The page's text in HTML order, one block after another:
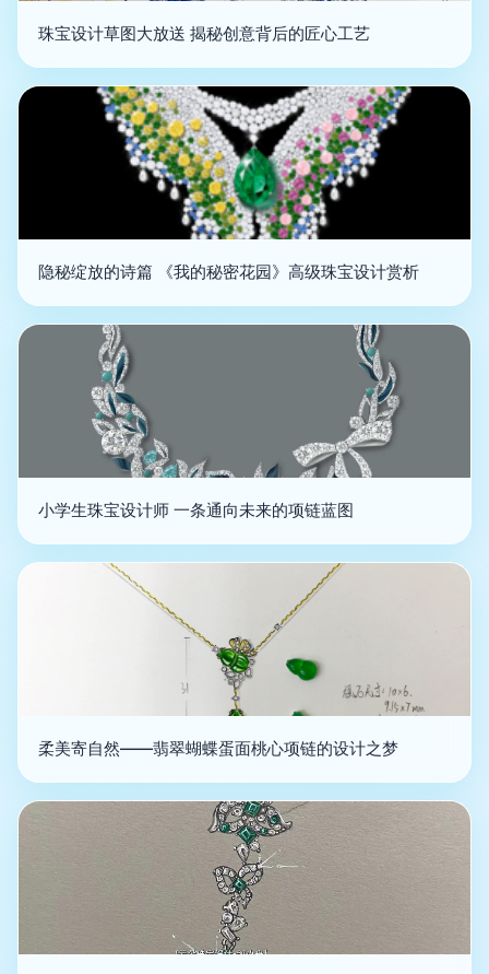
珠宝设计草图大放送 揭秘创意背后的匠心工艺
隐秘绽放的诗篇 《我的秘密花园》高级珠宝设计赏析
小学生珠宝设计师 一条通向未来的项链蓝图
柔美寄自然——翡翠蝴蝶蛋面桃心项链的设计之梦